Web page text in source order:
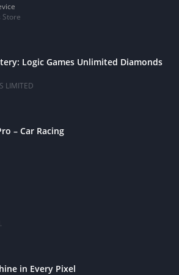
Store
Logic Games Unlimited Diamonds
LIMITED
– Car Racing
in Every Pixel